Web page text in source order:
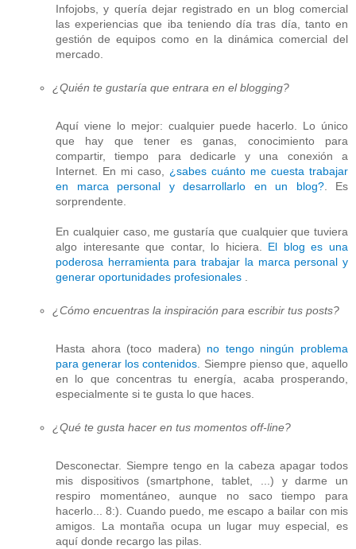
Infojobs, y quería dejar registrado en un blog comercial
las experiencias que iba teniendo día tras día, tanto en
gestión de equipos como en la dinámica comercial del
mercado.
¿Quién te gustaría que entrara en el blogging?
Aquí viene lo mejor: cualquier puede hacerlo. Lo único
que hay que tener es ganas, conocimiento para
compartir, tiempo para dedicarle y una conexión a
Internet. En mi caso, ¿sabes cuánto me cuesta trabajar
en marca personal y desarrollarlo en un blog?. Es
sorprendente.
En cualquier caso, me gustaría que cualquier que tuviera
algo interesante que contar, lo hiciera. El blog es una
poderosa herramienta para trabajar la marca personal y
generar oportunidades profesionales
¿Cómo encuentras la inspiración para escribir tus posts?
Hasta ahora (toco madera) no tengo ningún problema
para generar los contenidos . Siempre pienso que, aquello
en lo que concentras tu energía, acaba prosperando,
especialmente si te gusta lo que haces.
¿Qué te gusta hacer en tus momentos off-line?
Desconectar. Siempre tengo en la cabeza apagar todos
mis dispositivos (smartphone, tablet, ...) y darme un
respiro momentáneo, aunque no saco tiempo para
hacerlo... 8:). Cuando puedo, me escapo a bailar con mis
amigos. La montaña ocupa un lugar muy especial, es
aquí donde recargo las pilas.